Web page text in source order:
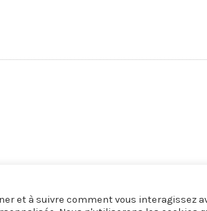
et à suivre comment vous interagissez